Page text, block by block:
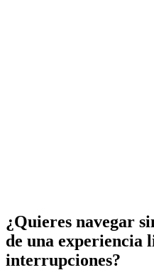
¿Quieres navegar
de una experiencia
interrupciones?